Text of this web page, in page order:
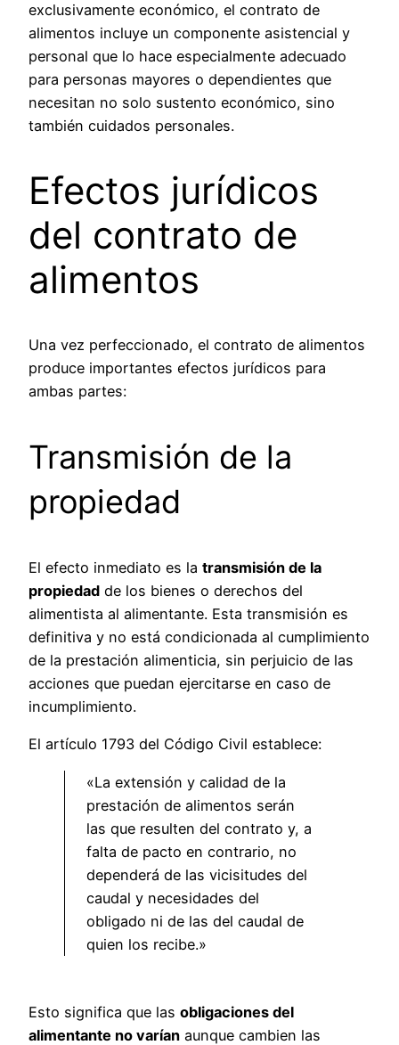
exclusivamente económico, el contrato de
alimentos incluye un componente asistencial y
personal que lo hace especialmente adecuado
para personas mayores o dependientes que
necesitan no solo sustento económico, sino
también cuidados personales.
Efectos jurídicos
del contrato de
alimentos
Una vez perfeccionado, el contrato de alimentos
produce importantes efectos jurídicos para
ambas partes:
Transmisión de la
propiedad
El efecto inmediato es la transmisión de la
propiedad de los bienes o derechos del
alimentista al alimentante. Esta transmisión es
definitiva y no está condicionada al cumplimiento
de la prestación alimenticia, sin perjuicio de las
acciones que puedan ejercitarse en caso de
incumplimiento.
El artículo 1793 del Código Civil establece:
«La extensión y calidad de la
prestación de alimentos serán
las que resulten del contrato y, a
falta de pacto en contrario, no
dependerá de las vicisitudes del
caudal y necesidades del
obligado ni de las del caudal de
quien los recibe.»
Esto significa que las obligaciones del
alimentante no varían aunque cambien las